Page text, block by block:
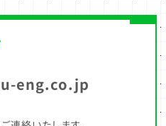
eng.co.jp